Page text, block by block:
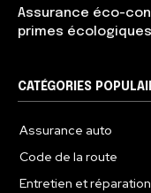
Assurance éco-
primes
CATÉGORIES
Assurance auto
Code de la route
Entretien et réparation